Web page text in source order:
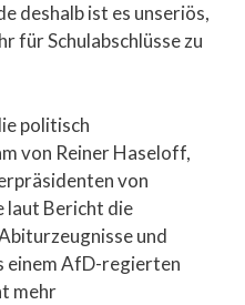
deshalb ist es unseriös,
für Schulabschlüsse zu
politisch
von Reiner Haseloff,
von
laut Bericht die
und
einem AfD-regierten
mehr